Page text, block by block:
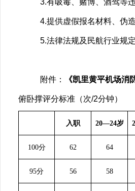
3.有吸毒、赌博、酒驾等
4.提供虚假报名材料、伪
5.法律法规及民航行业规
附件： 《凯里黄平机场消
俯卧撑评分标准（次/2分钟）
入职 20—24岁
100分 62 64
95分 56 58